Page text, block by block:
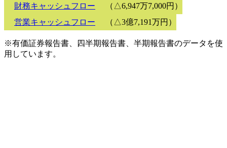
財務キャッシュフロー
（△6,947万7,000円）
営業キャッシュフロー
（△3億7,191万円）
※有価証券報告書、四半期報告書、半期報告書のデータを使
用しています。